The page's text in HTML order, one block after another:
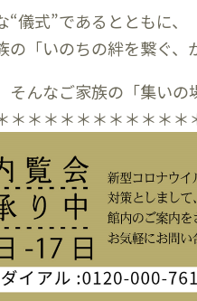
儀式”であるとともに、
の「いのちの絆を繋ぐ、
そんなご家族の「集いの
＊＊＊＊＊＊＊＊＊＊